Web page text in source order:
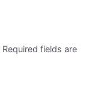
Required fields are